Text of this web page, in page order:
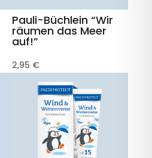
Pauli-Büchlein “Wir
räumen das Meer
auf!”
2,95 €